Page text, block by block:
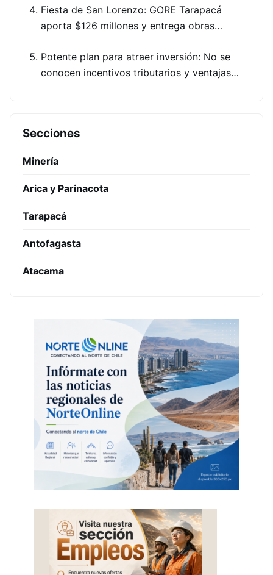
Fiesta de San Lorenzo: GORE Tarapacá
aporta $126 millones y entrega obras…
Potente plan para atraer inversión: No se
conocen incentivos tributarios y ventajas…
Secciones
Minería
Arica y Parinacota
Tarapacá
Antofagasta
Atacama